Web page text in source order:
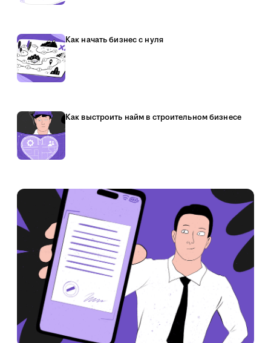
Как начать бизнес с нуля
Как выстроить найм в строительном бизнесе